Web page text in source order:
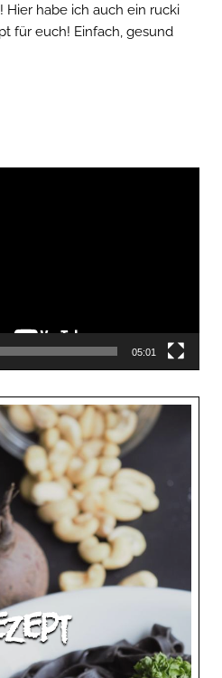
habe ich auch ein rucki
für euch! Einfach, gesund
05:01